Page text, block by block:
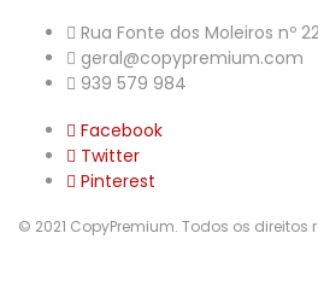
Rua Fonte dos Moleiros nº
geral@copypremium.com
939 579 984
Facebook
Twitter
Pinterest
© 2021 CopyPremium. Todos os direitos